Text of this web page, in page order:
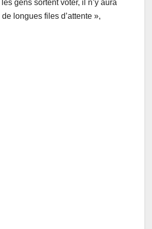
gens sortent voter, il n’y aura
longues files d’attente »,